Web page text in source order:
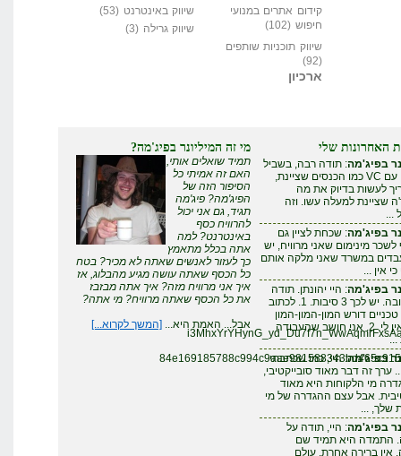
קידום אתרים במנועי
חיפוש (102)
שיווק באינטרנט (53)
שיווק גרילה (3)
שיווק תוכניות שותפים
(92)
ארכיון
האחרונות שלי
בפיג'מה: תודה רבה, בשביל
להצליח עם VC כמו הכנסים שציינת,
לעשות בדיוק את מה
שציינת למעלה עשו. וזה
...
בפיג'מה: שכחת לציין גם
מינימום שאני מרוויח, יש
במשרד שאני מלקה אותם
אין ...
בפיג'מה: היי יהונתן. תודה
על התגובה. יש לכך 3 סיבות. 1. לכתוב
דורש המון-המון-המון
זמן - שאין לי. 2. אני חושב שהעבודה
...
בפיג'מה: היי, כמו שכתבתי
ערך זה דבר מאוד סובייקטיבי,
מי הלקוחות היא מאוד
אבל עצם ההגדרה של מי
שלך, ...
בפיג'מה: היי, תודה על
התמדה היא תמיד שם
ברירה אחרת. עולם
מי זה המיליונר בפיג'מה?
תמיד שואלים אותי,
האם זה אמיתי כל
הסיפור הזה של
הפיג'מה? פיג'מה
תגיד, גם אני יכול
להרוויח כסף
באינטרנט? למה
אתה בכלל מתאמץ
כך לעזור לאנשים שאתה לא מכיר? בטח
כל הכסף שאתה עושה מגיע מהבלוג, אז
איך אני מרוויח מזה? איך אתה מבזבז
את כל הכסף שאתה מרוויח? מי אתה?
אבל... האמת היא... [המשך לקרוא...]